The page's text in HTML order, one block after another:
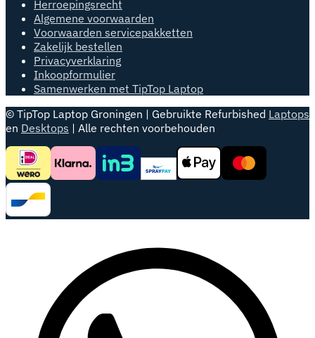
Herroepingsrecht
Algemene voorwaarden
Voorwaarden servicepakketten
Zakelijk bestellen
Privacyverklaring
Inkoopformulier
Samenwerken met TipTop Laptop
© TipTop Laptop Groningen | Gebruikte Refurbished Laptops
en Desktops | Alle rechten voorbehouden